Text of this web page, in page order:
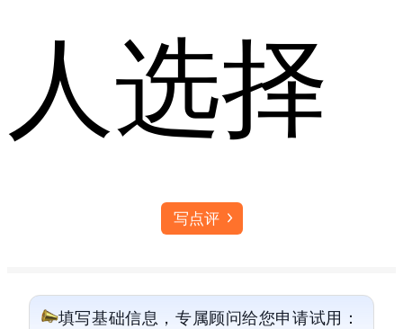
人选择
写点评
填写基础信息，专属顾问给您申请试用：